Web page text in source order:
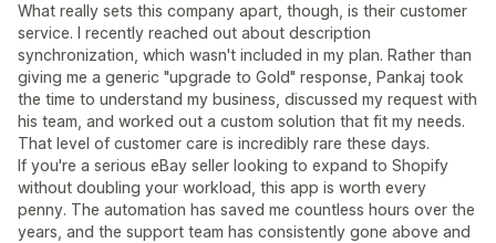
What really sets this company apart, though, is their customer
service. I recently reached out about description
synchronization, which wasn't included in my plan. Rather than
giving me a generic "upgrade to Gold" response, Pankaj took
the time to understand my business, discussed my request with
his team, and worked out a custom solution that fit my needs.
That level of customer care is incredibly rare these days.
If you're a serious eBay seller looking to expand to Shopify
without doubling your workload, this app is worth every
penny. The automation has saved me countless hours over the
years, and the support team has consistently gone above and